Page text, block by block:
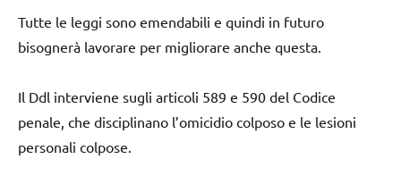
Tutte le leggi sono emendabili e quindi in futuro
bisognerà lavorare per migliorare anche questa.
Il Ddl interviene sugli articoli 589 e 590 del Codice
penale, che disciplinano l’omicidio colposo e le lesioni
personali colpose.